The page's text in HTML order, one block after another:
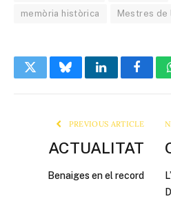
memòria històrica Mestres de
TwitterBlueskyLinkedIn
PREVIOUS ARTICLE
ACTUALITAT
Benaiges en el record